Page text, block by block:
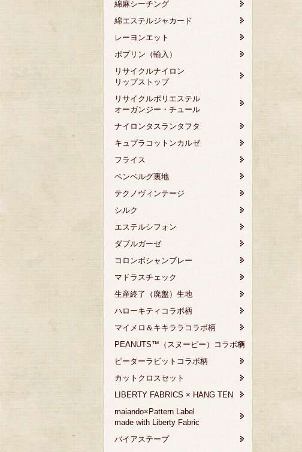
綿麻シーチング
綿エステルジャカード
レーヨンエット
ポプリン（輸入）
リサイクルナイロン
リップストップ
リサイクルポリエステル
オーガンジー・チュール
ナイロンタスランタフタ
キュプラコットンカルゼ
フライス
ベンベルグ裏地
テクノヴィンテージ
シルク
エステルシフォン
ダブルガーゼ
コロンボシャンブレー
マドラスチェック
生産終了（廃盤）生地
ハローキティコラボ柄
マイメロ＆キキララコラボ柄
PEANUTS™（スヌーピー）コラボ柄
ピーターラビットコラボ柄
カットクロスセット
LIBERTY FABRICS × HANG TEN
maiando×Pattern Label
made with Liberty Fabric
バイアステープ